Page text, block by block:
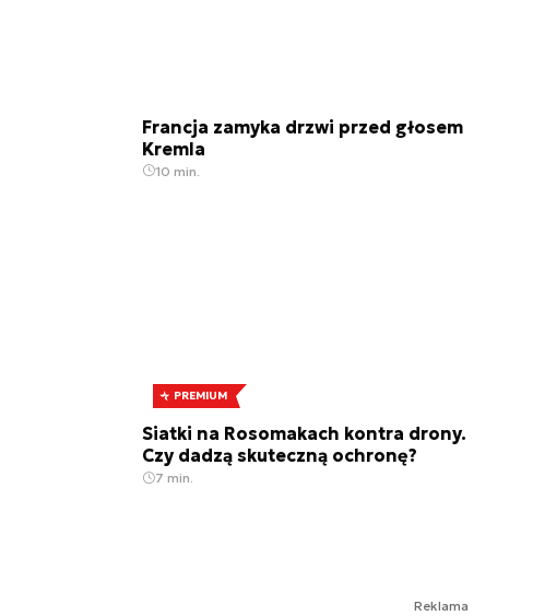
Francja zamyka drzwi przed głosem
Kremla
10 min.
PREMIUM
Siatki na Rosomakach kontra drony.
Czy dadzą skuteczną ochronę?
7 min.
Reklama